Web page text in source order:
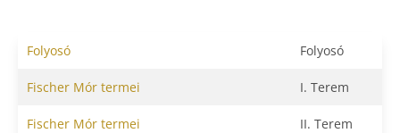
Folyosó Folyosó
Fischer Mór termei I. Terem
Fischer Mór termei II. Terem